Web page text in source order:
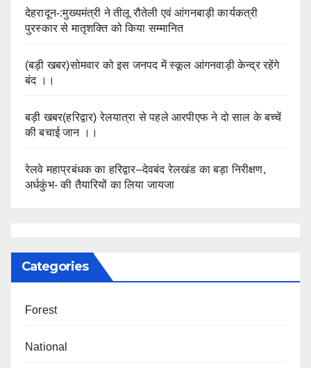
देहरादून-:मुख्यमंत्री ने तीलू रौतेली एवं आंगनबाड़ी कार्यकत्री
पुरस्कार से मातृशक्ति को किया सम्मानित
(बड़ी खबर)सोमवार को इस जनपद में स्कूल आंगनवाड़ी केन्द्र रहेंगे
बंद ।।
बड़ी खबर(हरिद्वार) रेलयात्रा से पहले आरपीएफ ने दो साल के बच्चें
की बचाई जान ।।
रेलवे महाप्रबंधक का हरिद्वार–देवबंद रेलखंड का बड़ा निरीक्षण,
अर्धकुंभ- की तैयारियों का लिया जायजा
Categories
Forest
National